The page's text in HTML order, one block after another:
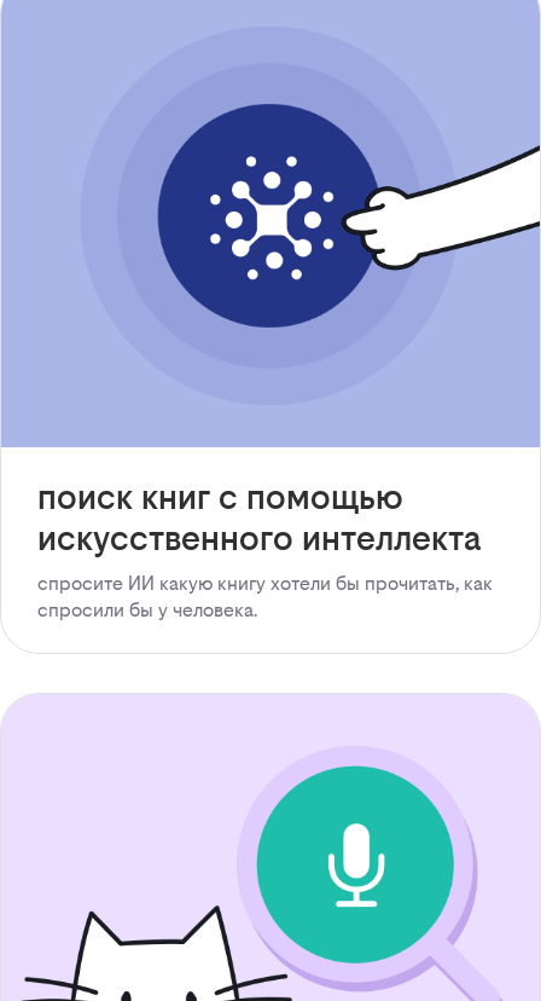
поиск книг с помощью
искусственного интеллекта
спросите ИИ какую книгу хотели бы прочитать, как
спросили бы у человека.